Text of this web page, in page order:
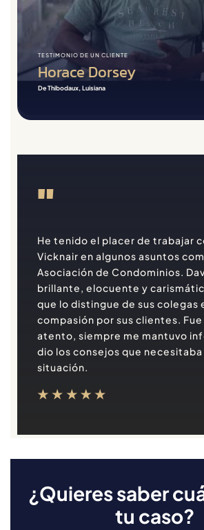
TESTIMONIO DE UN CLIENTE
Horace Dorsey
De Thibodaux, Luisiana
"
He tenido el placer de trabajar
Vicknair en algunos asuntos
Asociación de Condominios.
brillante, elocuente y
que lo distingue de sus colegas
compasión por sus clientes.
atento, siempre me mantuvo
dio los consejos que necesitaba
situación.
¿Quieres saber
tu caso?